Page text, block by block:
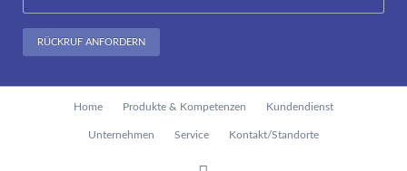
RÜCKRUF ANFORDERN
Home Produkte & Kompetenzen Kundendienst
Unternehmen Service Kontakt/Standorte